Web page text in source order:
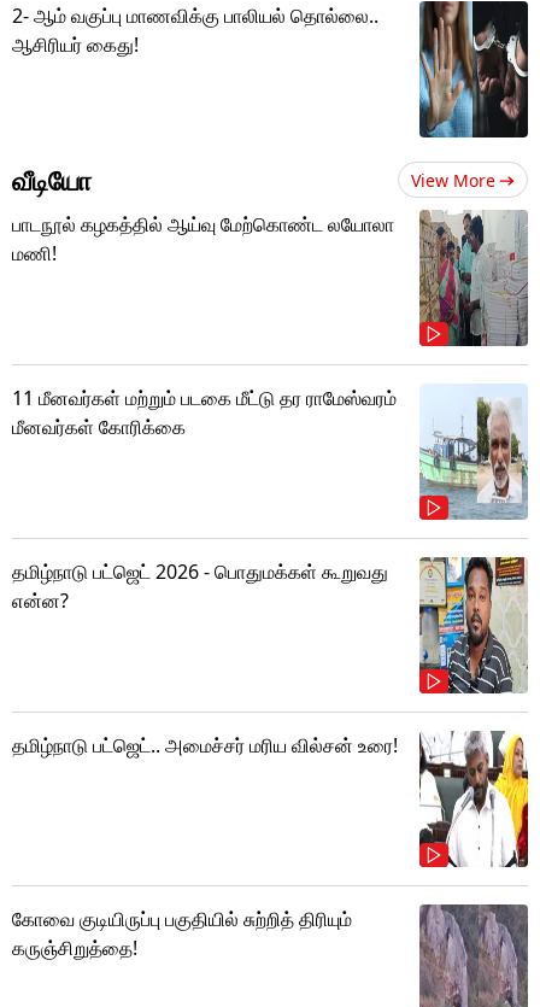
2- ஆம் வகுப்பு மாணவிக்கு பாலியல் தொல்லை..
ஆசிரியர் கைது!
வீடியோ View More
பாடநூல் கழகத்தில் ஆய்வு மேற்கொண்ட லயோலா
மணி!
11 மீனவர்கள் மற்றும் படகை மீட்டு தர ராமேஸ்வரம்
மீனவர்கள் கோரிக்கை
தமிழ்நாடு பட்ஜெட் 2026 - பொதுமக்கள் கூறுவது
என்ன?
தமிழ்நாடு பட்ஜெட்.. அமைச்சர் மரிய வில்சன் உரை!
கோவை குடியிருப்பு பகுதியில் சுற்றித் திரியும்
கருஞ்சிறுத்தை!